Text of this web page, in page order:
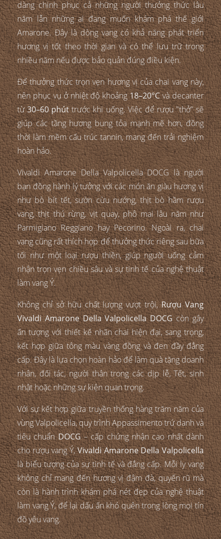
dàng chinh phục cả những người thưởng thức lâu
năm lẫn những ai đang muốn khám phá thế giới
Amarone. Đây là dòng vang có khả năng phát triển
hương vị tốt theo thời gian và có thể lưu trữ trong
nhiều năm nếu được bảo quản đúng điều kiện.
Để thưởng thức trọn vẹn hương vị của chai vang này,
nên phục vụ ở nhiệt độ khoảng18–20°Cvà decanter
từ30–60 phúttrước khi uống. Việc để rượu "thở" sẽ
giúp các tầng hương bung tỏa mạnh mẽ hơn, đồng
thời làm mềm cấu trúc tannin, mang đến trải nghiệm
hoàn hảo.
Vivaldi Amarone Della Valpolicella DOCG là người
bạn đồng hành lý tưởng với các món ăn giàu hương vị
như bò bít tết, sườn cừu nướng, thịt bò hầm rượu
vang, thịt thú rừng, vịt quay, phô mai lâu năm như
Parmigiano Reggiano hay Pecorino. Ngoài ra, chai
vang cũng rất thích hợp để thưởng thức riêng sau bữa
tối như một loại rượu thiền, giúp người uống cảm
nhận trọn vẹn chiều sâu và sự tinh tế của nghệ thuật
làm vang Ý.
Không chỉ sở hữu chất lượng vượt trội,Rượu Vang
Vivaldi Amarone Della Valpolicella DOCGcòn gây
ấn tượng với thiết kế nhãn chai hiện đại, sang trọng,
kết hợp giữa tông màu vàng đồng và đen đầy đẳng
cấp. Đây là lựa chọn hoàn hảo để làm quà tặng doanh
nhân, đối tác, người thân trong các dịp lễ, Tết, sinh
nhật hoặc những sự kiện quan trọng.
Với sự kết hợp giữa truyền thống hàng trăm năm của
vùng Valpolicella, quy trình Appassimento trứ danh và
tiêu chuẩnDOCG– cấp chứng nhận cao nhất dành
cho rượu vang Ý,Vivaldi Amarone Della Valpolicella
là biểu tượng của sự tinh tế và đẳng cấp. Mỗi ly vang
không chỉ mang đến hương vị đậm đà, quyến rũ mà
còn là hành trình khám phá nét đẹp của nghệ thuật
làm vang Ý, để lại dấu ấn khó quên trong lòng mọi tín
đồ yêu vang.